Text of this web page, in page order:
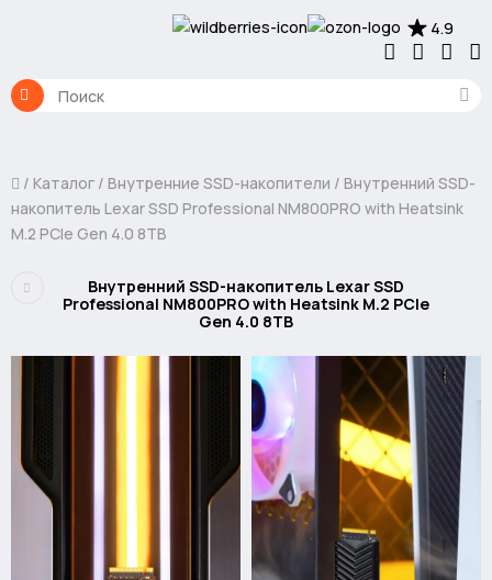
4.9
Каталог Внутренние SSD-накопители
Внутренний SSD-
накопитель Lexar SSD Professional NM800PRO with Heatsink
M.2 PCIe Gen 4.0 8TB
Внутренний SSD-накопитель Lexar SSD
Professional NM800PRO with Heatsink M.2 PCIe
Gen 4.0 8TB